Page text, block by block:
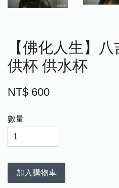
【佛化人生】
供杯 供水杯
NT$ 600
數量
加入購物車